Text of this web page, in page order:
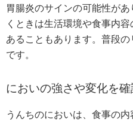
胃腸炎のサインの可能性が
くときは生活環境や食事内
あることもあります。普段
です。
においの強さや変化を確
うんちのにおいは、食事の